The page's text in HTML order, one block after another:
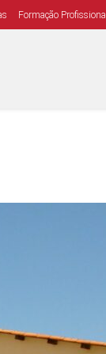
Formação Profissional